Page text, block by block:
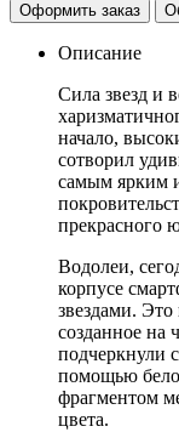
Оформить заказ
Описание
Сила звезд и
начало,
сотворил
самым ярким
прекрасного
Водолеи,
корпусе
звездами.
созданное
подчеркнули
помощью
фрагментом
цвета.